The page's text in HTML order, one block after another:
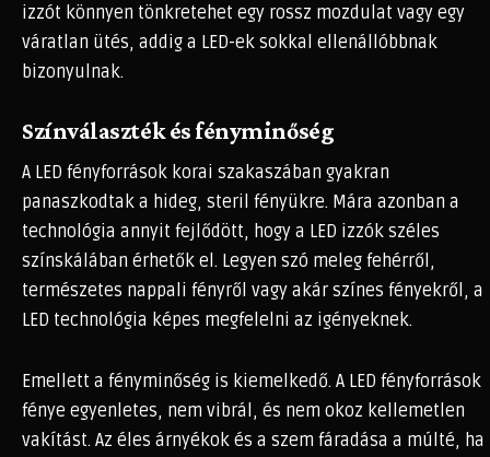
izzót könnyen tönkretehet egy rossz mozdulat vagy egy
váratlan ütés, addig a LED-ek sokkal ellenállóbbnak
bizonyulnak.
Színválaszték és fényminőség
A LED fényforrások korai szakaszában gyakran
panaszkodtak a hideg, steril fényükre. Mára azonban a
technológia annyit fejlődött, hogy a LED izzók széles
színskálában érhetők el. Legyen szó meleg fehérről,
természetes nappali fényről vagy akár színes fényekről, a
LED technológia képes megfelelni az igényeknek.
Emellett a fényminőség is kiemelkedő. A LED fényforrások
fénye egyenletes, nem vibrál, és nem okoz kellemetlen
vakítást. Az éles árnyékok és a szem fáradása a múlté, ha